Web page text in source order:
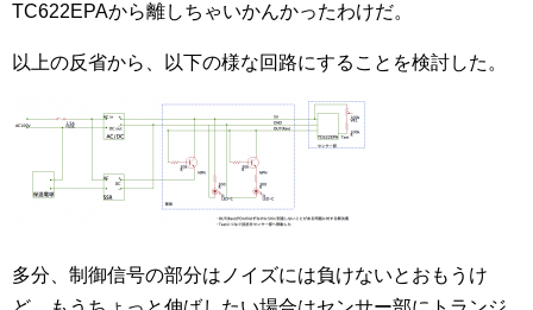
TC622EPAから離しちゃいかんかったわけだ。
以上の反省から、以下の様な回路にすることを検討した。
多分、制御信号の部分はノイズには負けないとおもうけ